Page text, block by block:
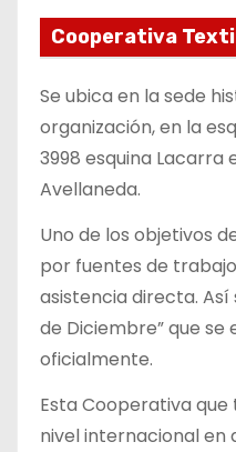
Cooperativa
Se ubica en la sede
organización, en la
3998 esquina Lacarra
Avellaneda.
Uno de los objetivos
por fuentes de
asistencia directa. Así
de Diciembre” que
oficialmente.
Esta Cooperativa
nivel internacional